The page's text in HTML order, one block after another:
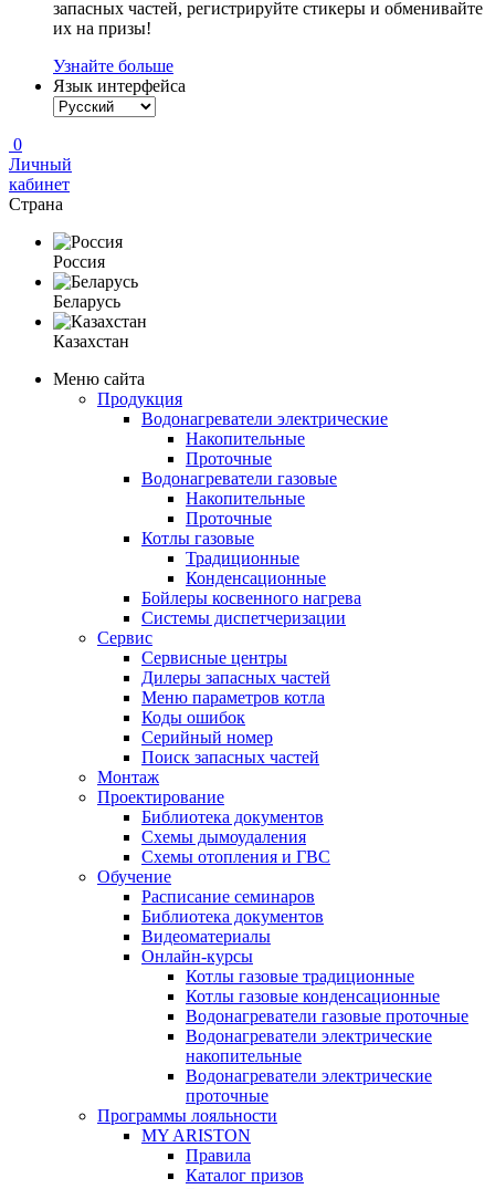
запасных частей, регистрируйте стикеры и обменивайте
их на призы!
Узнайте больше
Язык интерфейса
0
Личный
кабинет
Страна
Россия
Беларусь
Казахстан
Меню сайта
Продукция
Водонагреватели электрические
Накопительные
Проточные
Водонагреватели газовые
Накопительные
Проточные
Котлы газовые
Традиционные
Конденсационные
Бойлеры косвенного нагрева
Системы диспетчеризации
Сервис
Сервисные центры
Дилеры запасных частей
Меню параметров котла
Коды ошибок
Серийный номер
Поиск запасных частей
Монтаж
Проектирование
Библиотека документов
Схемы дымоудаления
Схемы отопления и ГВС
Обучение
Расписание семинаров
Библиотека документов
Видеоматериалы
Онлайн-курсы
Котлы газовые традиционные
Котлы газовые конденсационные
Водонагреватели газовые проточные
Водонагреватели электрические
накопительные
Водонагреватели электрические
проточные
Программы лояльности
MY ARISTON
Правила
Каталог призов